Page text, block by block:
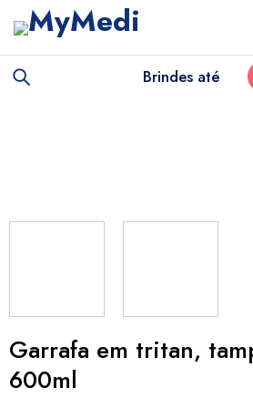
Brindes até
Garrafa em tritan,
600ml